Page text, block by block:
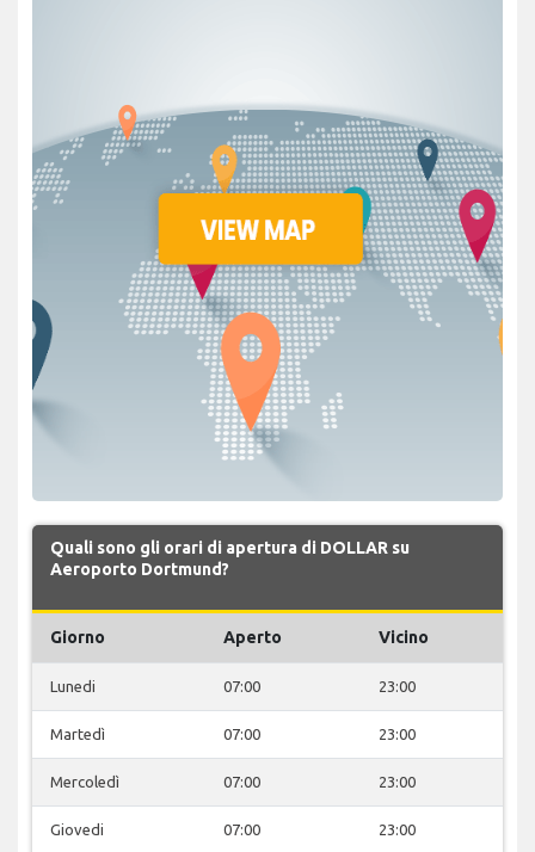
Quali sono gli orari di apertura di DOLLAR su
Aeroporto Dortmund?
Giorno Aperto Vicino
Lunedi 07:00 23:00
Martedì 07:00 23:00
Mercoledì 07:00 23:00
Giovedi 07:00 23:00